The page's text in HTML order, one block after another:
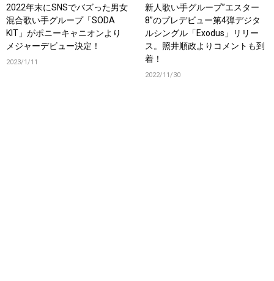
2022年末にSNSでバズった男女
混合歌い手グループ「SODA
KIT」がポニーキャニオンより
メジャーデビュー決定！
2023/1/11
新人歌い手グループ”エスター
8”のプレデビュー第4弾デジタ
ルシングル「Exodus」リリー
ス。照井順政よりコメントも到
着！
2022/11/30